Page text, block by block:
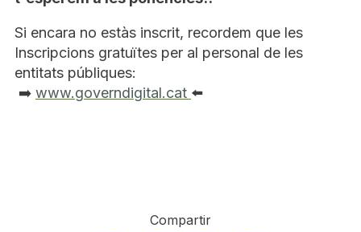
Si encara no estàs inscrit, recordem que les
Inscripcions gratuïtes per al personal de les
entitats públiques:
➡️ www.governdigital.cat ⬅️
Compartir